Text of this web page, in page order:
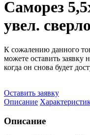
Саморез
увел.
К сожалению данного
можете оставить заявку
когда он снова будет
Оставить заявку
Описание
Описание